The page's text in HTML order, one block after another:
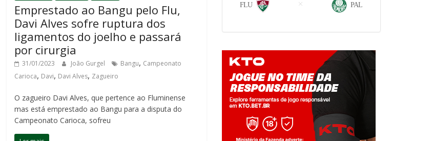
Emprestado ao Bangu pelo Flu,
Davi Alves sofre ruptura dos
ligamentos do joelho e passará
por cirurgia
31/01/2023 João Gurgel Bangu, Campeonato
Carioca, Davi, Davi Alves, Zagueiro
O zagueiro Davi Alves, que pertence ao Fluminense
mas está emprestado ao Bangu para a disputa do
Campeonato Carioca, sofreu
FLU PAL